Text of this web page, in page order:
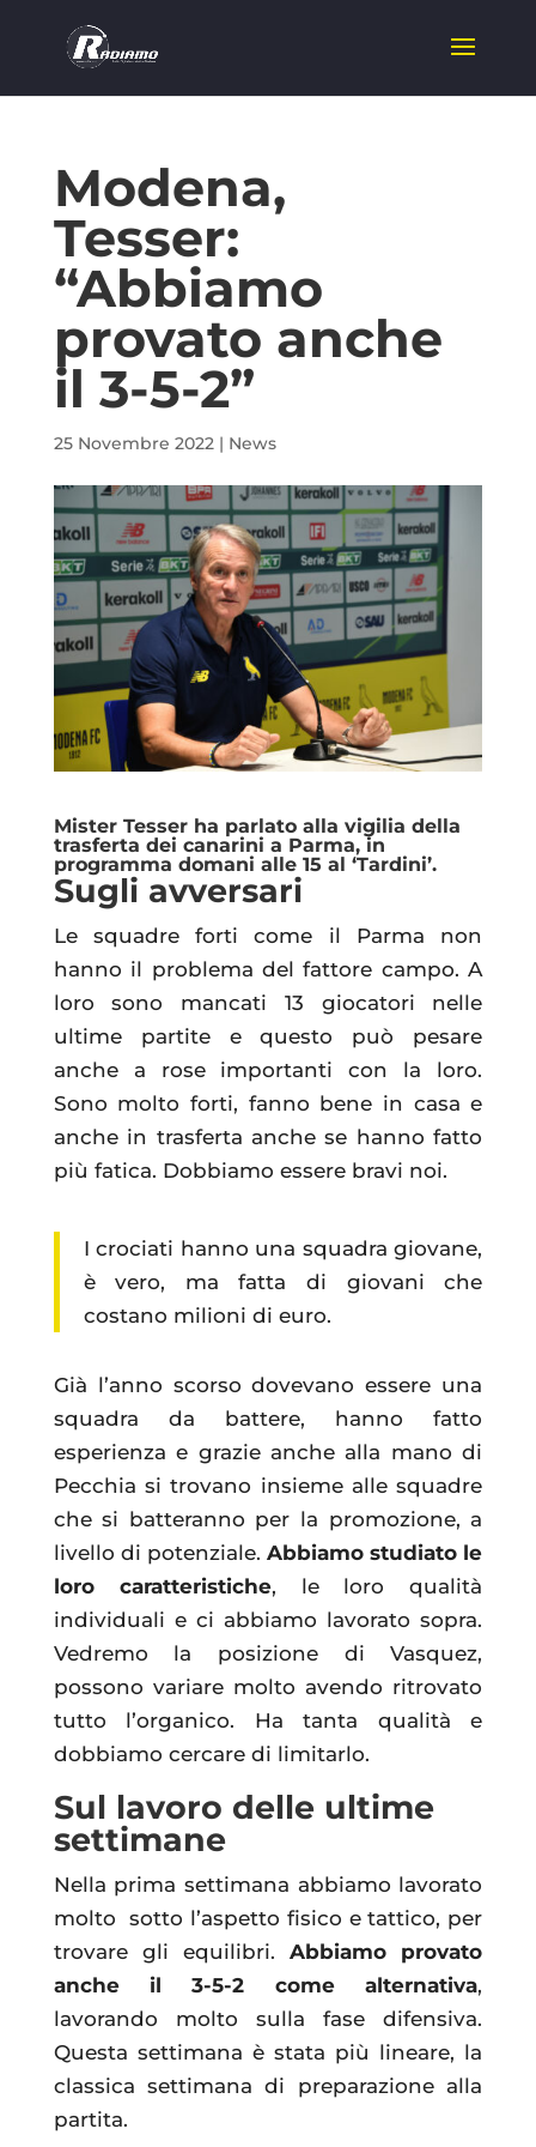
Modena,
Tesser:
“Abbiamo
provato anche
il 3-5-2”
25 Novembre 2022| News
Mister Tesser ha parlato alla vigilia della
trasferta dei canarini a Parma, in
programma domani alle 15 al ‘Tardini’.
Sugli avversari
Le squadre forti come il Parma non
hanno il problema del fattore campo. A
loro sono mancati 13 giocatori nelle
ultime partite e questo può pesare
anche a rose importanti con la loro.
Sono molto forti, fanno bene in casa e
anche in trasferta anche se hanno fatto
più fatica. Dobbiamo essere bravi noi.
I crociati hanno una squadra giovane,
è vero, ma fatta di giovani che
costano milioni di euro.
Già l’anno scorso dovevano essere una
squadra da battere, hanno fatto
esperienza e grazie anche alla mano di
Pecchia si trovano insieme alle squadre
che si batteranno per la promozione, a
livello di potenziale.Abbiamo studiato le
loro caratteristiche, le loro qualità
individuali e ci abbiamo lavorato sopra.
Vedremo la posizione di Vasquez,
possono variare molto avendo ritrovato
tutto l’organico. Ha tanta qualità e
dobbiamo cercare di limitarlo.
Sul lavoro delle ultime
settimane
Nella prima settimana abbiamo lavorato
molto sotto l’aspetto fisico e tattico, per
trovare gli equilibri.Abbiamo provato
anche il 3-5-2 come alternativa,
lavorando molto sulla fase difensiva.
Questa settimana è stata più lineare, la
classica settimana di preparazione alla
partita.